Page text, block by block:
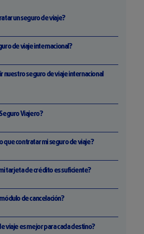
un seguro de viaje?
de viaje internacional?
nuestro seguro de viaje internacional
Viajero?
que contratar mi seguro de viaje?
tarjeta de crédito es suficiente?
de cancelación?
viaje es mejor para cada destino?